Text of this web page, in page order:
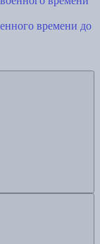
времени до